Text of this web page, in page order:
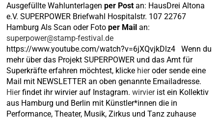
Ausgefüllte Wahlunterlagenper Postan: HausDrei Altona
e.V. SUPERPOWER Briefwahl Hospitalstr. 107 22767
Hamburg Als Scan oder Fotoper Mailan:
superpower@stamp-festival.de
https://www.youtube.com/watch?v=6jXQvjkDlz4 Wenn du
mehr über das Projekt SUPERPOWER und das Amt für
Superkräfte erfahren möchtest, klicke hieroder sende eine
Mail mit NEWSLETTER an oben genannte Emailadresse.
Hierfindet ihr wirvier auf Instagram.wirvierist ein Kollektiv
aus Hamburg und Berlin mit Künstler*innen die in
Performance, Theater, Musik, Zirkus und Tanz zuhause